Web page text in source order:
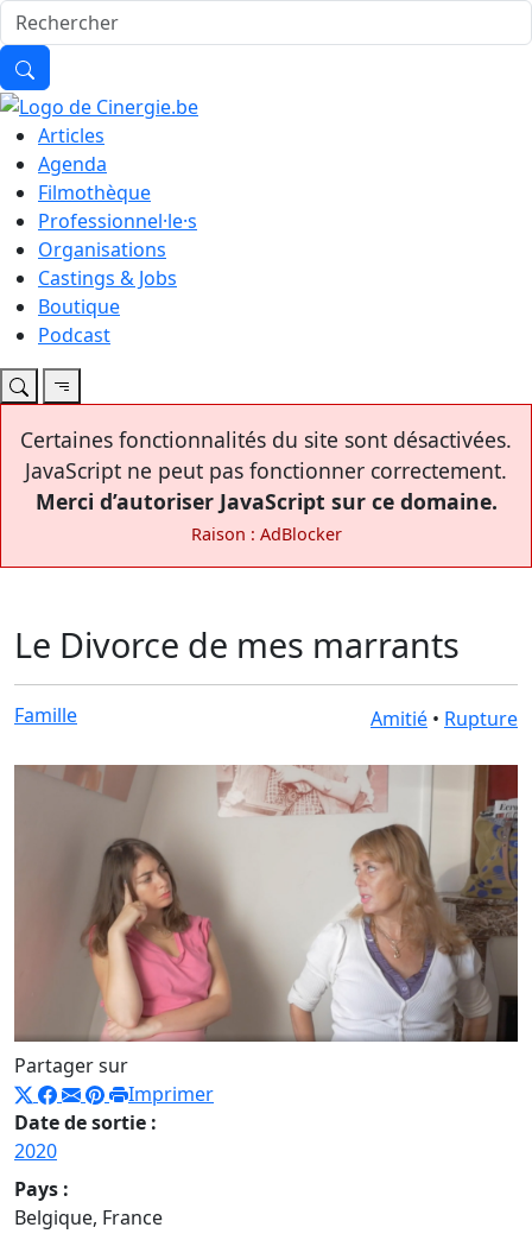
Articles
Agenda
Filmothèque
Professionnel·le·s
Organisations
Castings & Jobs
Boutique
Podcast
Certaines fonctionnalités du site sont désactivées.
JavaScript ne peut pas fonctionner correctement.
Merci d’autoriser JavaScript sur ce domaine.
Raison : AdBlocker
Le Divorce de mes marrants
Famille Amitié • Rupture
Partager sur
Imprimer
Date de sortie :
2020
Pays :
Belgique, France